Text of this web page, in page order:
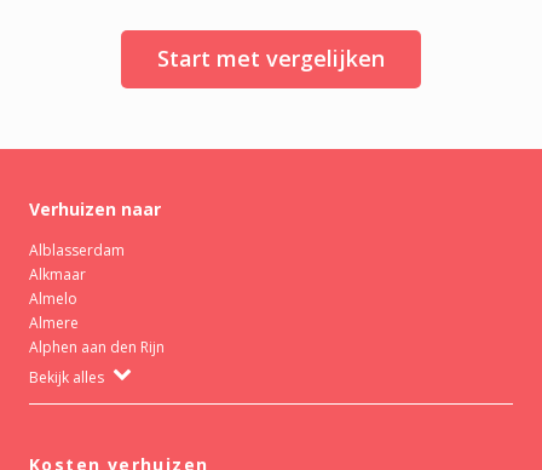
Start met vergelijken
Verhuizen naar
Alblasserdam
Alkmaar
Almelo
Almere
Alphen aan den Rijn
Bekijk alles
Kosten verhuizen